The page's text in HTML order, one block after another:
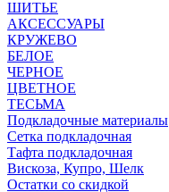
ШИТЬЕ
АКСЕССУАРЫ
КРУЖЕВО
БЕЛОЕ
ЧЕРНОЕ
ЦВЕТНОЕ
ТЕСЬМА
Подкладочные материалы
Сетка подкладочная
Тафта подкладочная
Вискоза, Купро, Шелк
Остатки со скидкой